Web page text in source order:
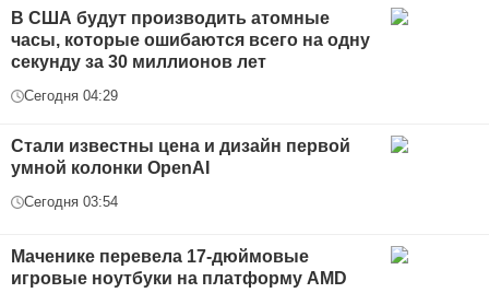
В США будут производить атомные
часы, которые ошибаются всего на одну
секунду за 30 миллионов лет
Сегодня 04:29
Стали известны цена и дизайн первой
умной колонки OpenAI
Сегодня 03:54
Маченике перевела 17-дюймовые
игровые ноутбуки на платформу AMD